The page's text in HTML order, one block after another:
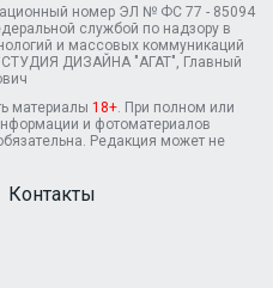
номер ЭЛ № ФС 77 - 85094
службой по надзору в
и массовых коммуникаций
ДИЗАЙНА "АГАТ", Главный
материалы 18+ . При полном или
и фотоматериалов
Редакция может не
Контакты